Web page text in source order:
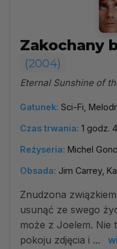
Zakochany
(2004)
Eternal Sunshine of
Gatunek: Sci-Fi,
Czas trwania: 1 godz.
Reżyseria: Michel
Obsada: Jim Carrey,
Znudzona
usunąć ze swego
może z Joelem. Nie
pokoju zdjęcia i ...